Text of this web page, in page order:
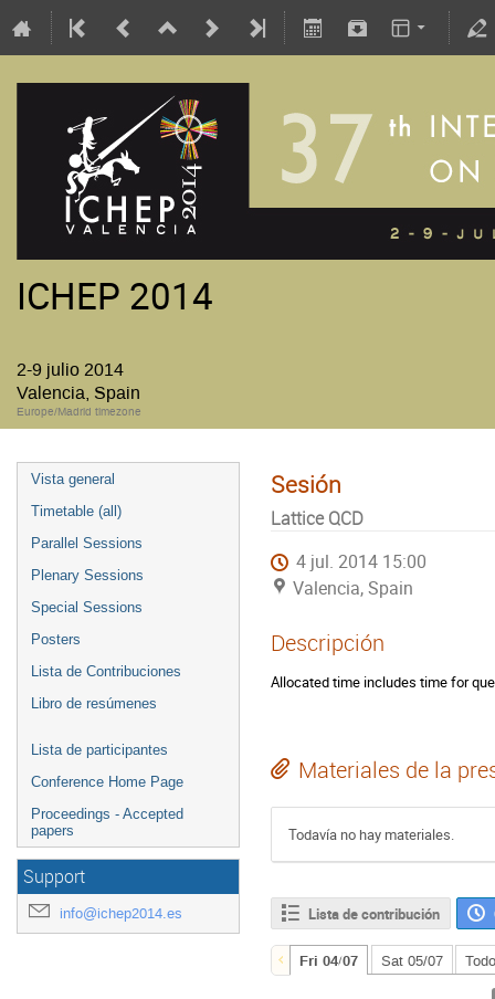
ICHEP 2014
2-9 julio 2014
Valencia, Spain
Europe/Madrid timezone
Vista general
Timetable (all)
Parallel Sessions
Plenary Sessions
Special Sessions
Posters
Lista de Contribuciones
Libro de resúmenes
Lista de participantes
Conference Home Page
Proceedings - Accepted
papers
Support
info@ichep2014.es
Sesión
Lattice QCD
4 jul. 2014 15:00
Valencia, Spain
Descripción
Allocated time includes time for
Materiales de la
Todavía no hay materiales.
Lista de contribución
Fri 04/07 Sat 05/07